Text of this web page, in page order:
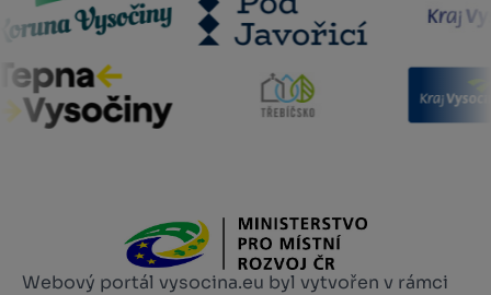
Webový portál vysocina.eu byl vytvořen v rámci